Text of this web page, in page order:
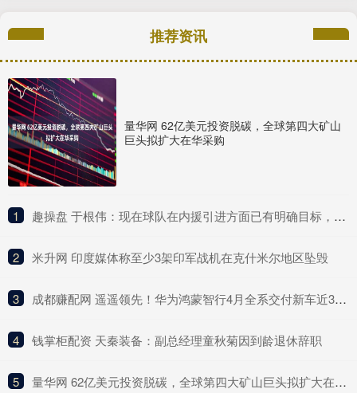
推荐资讯
量华网 62亿美元投资脱碳，全球第四大矿山
巨头拟扩大在华采购
1 ​趣操盘 于根伟：现在球队在内援引进方面已有明确目标，部分人选已经确定
2 ​米升网 印度媒体称至少3架印军战机在克什米尔地区坠毁
3 ​成都赚配网 遥遥领先！华为鸿蒙智行4月全系交付新车近3万辆 蝉联冠军
4 ​钱掌柜配资 天秦装备：副总经理童秋菊因到龄退休辞职
5 ​量华网 62亿美元投资脱碳，全球第四大矿山巨头拟扩大在华采购